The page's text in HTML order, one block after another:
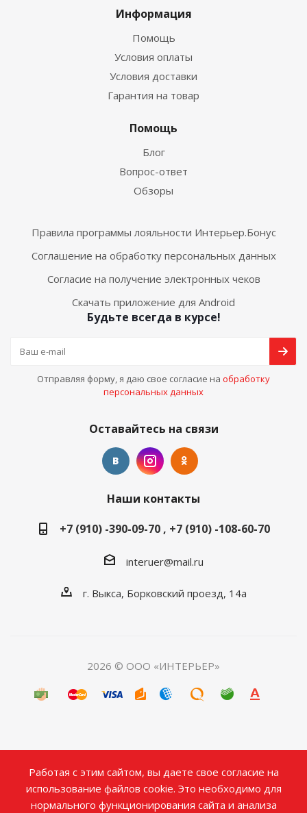
Информация
Помощь
Условия оплаты
Условия доставки
Гарантия на товар
Помощь
Блог
Вопрос-ответ
Обзоры
Правила программы лояльности Интерьер.Бонус
Соглашение на обработку персональных данных
Согласие на получение электронных чеков
Скачать приложение для Android
Будьте всегда в курсе!
Отправляя форму, я даю свое согласие на обработку
персональных данных
Оставайтесь на связи
Наши контакты
+7 (910) -390-09-70 , +7 (910) -108-60-70
interuer@mail.ru
г. Выкса, Борковский проезд, 14а
2026 © ООО «ИНТЕРЬЕР»
Работая с этим сайтом, вы даете свое согласие на
использование файлов cookie. Это необходимо для
нормального функционирования сайта и анализа